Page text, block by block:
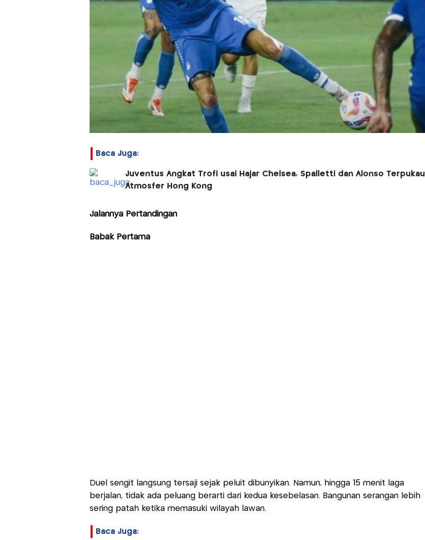
Baca Juga:
Juventus Angkat Trofi usai Hajar Chelsea, Spalletti dan Alonso Terpukau
Atmosfer Hong Kong
Jalannya Pertandingan
Babak Pertama
Duel sengit langsung tersaji sejak peluit dibunyikan. Namun, hingga 15 menit laga
berjalan, tidak ada peluang berarti dari kedua kesebelasan. Bangunan serangan lebih
sering patah ketika memasuki wilayah lawan.
Baca Juga: